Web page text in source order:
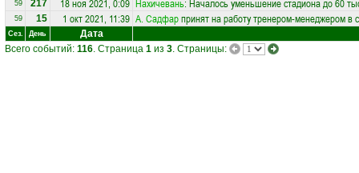
59 217 18 ноя 2021, 0:09 Нахичевань: Началось уменьшение стадиона до 60
59 15 1 окт 2021, 11:39 А. Садфарпринят на работу тренером-менеджером в
Сез. День
Дата
Всего событий: 116. Страница 1 из 3. Страницы: